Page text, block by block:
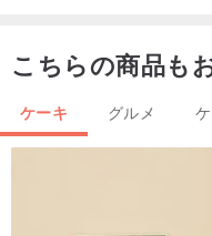
解凍後は、再度冷凍保存せ
いにより、実際のニーズに
パッケージには食用でない
この商品は牛乳の成分であ
こちらの商品も
ケーキ グルメ